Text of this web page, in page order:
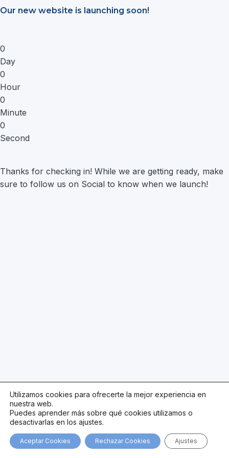
Saltar
Our new website is launching soon!
0
Day
0
Hour
0
Minute
0
Second
Thanks for checking in! While we are getting ready, make
sure to follow us on Social to know when we launch!
Utilizamos cookies para ofrecerte la mejor experiencia en
nuestra web.
Puedes aprender más sobre qué cookies utilizamos o
desactivarlas en los ajustes.
Aceptar Cookies Rechazar Cookies Ajustes